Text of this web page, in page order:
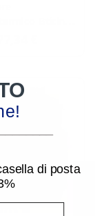
Bticino
4,5 kA
Filtro
di posta
uno